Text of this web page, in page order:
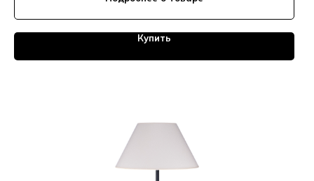
Купить